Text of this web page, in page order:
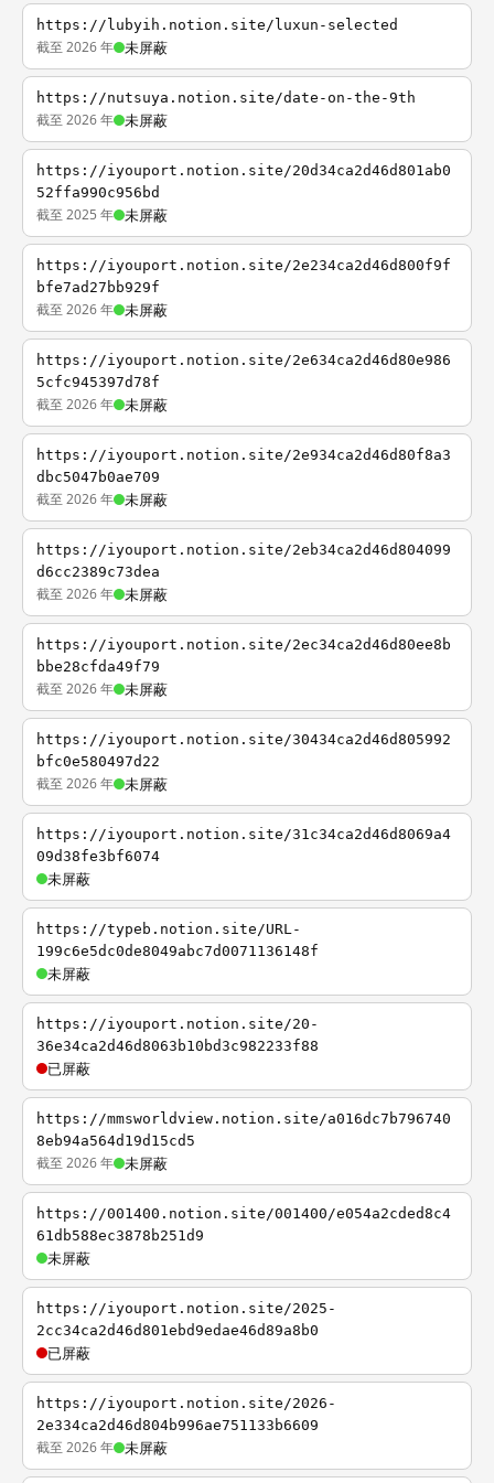
https://lubyih.notion.site/luxun-selected
截至 2026 年 未屏蔽
https://nutsuya.notion.site/date-on-the-9th
截至 2026 年 未屏蔽
https://iyouport.notion.site/20d34ca2d46d801ab0
52ffa990c956bd
截至 2025 年 未屏蔽
https://iyouport.notion.site/2e234ca2d46d800f9f
bfe7ad27bb929f
截至 2026 年 未屏蔽
https://iyouport.notion.site/2e634ca2d46d80e986
5cfc945397d78f
截至 2026 年 未屏蔽
https://iyouport.notion.site/2e934ca2d46d80f8a3
dbc5047b0ae709
截至 2026 年 未屏蔽
https://iyouport.notion.site/2eb34ca2d46d804099
d6cc2389c73dea
截至 2026 年 未屏蔽
https://iyouport.notion.site/2ec34ca2d46d80ee8b
bbe28cfda49f79
截至 2026 年 未屏蔽
https://iyouport.notion.site/30434ca2d46d805992
bfc0e580497d22
截至 2026 年 未屏蔽
https://iyouport.notion.site/31c34ca2d46d8069a4
09d38fe3bf6074
未屏蔽
https://typeb.notion.site/URL-
199c6e5dc0de8049abc7d0071136148f
未屏蔽
https://iyouport.notion.site/20-
36e34ca2d46d8063b10bd3c982233f88
已屏蔽
https://mmsworldview.notion.site/a016dc7b796740
8eb94a564d19d15cd5
截至 2026 年 未屏蔽
https://001400.notion.site/001400/e054a2cded8c4
61db588ec3878b251d9
未屏蔽
https://iyouport.notion.site/2025-
2cc34ca2d46d801ebd9edae46d89a8b0
已屏蔽
https://iyouport.notion.site/2026-
2e334ca2d46d804b996ae751133b6609
截至 2026 年 未屏蔽